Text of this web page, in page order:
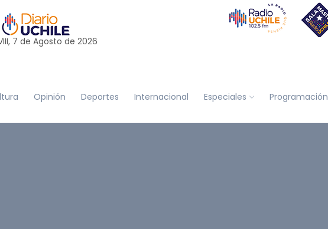
7 de Agosto de 2026
Opinión Deportes Internacional Especiales Programación